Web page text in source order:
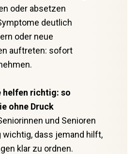
oder absetzen
deutlich
oder neue
auftreten: sofort
helfen richtig: so
ohne Druck
und Senioren
wichtig, dass jemand hilft,
klar zu ordnen.